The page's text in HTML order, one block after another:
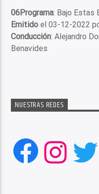
06Programa: Bajo Estas
Emitido el 03-12-2022
Conducción: Alejandro
Benavides
NUESTRAS REDES